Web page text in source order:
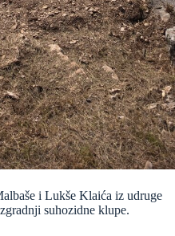
i Lukše Klaića iz udruge
suhozidne klupe.